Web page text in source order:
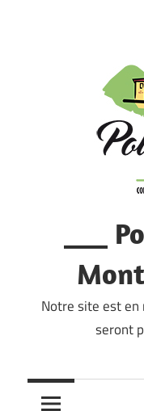
___
Mont
Notre site est
seront